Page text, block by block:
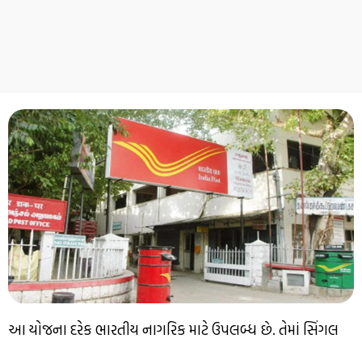
આ યોજના દરેક ભારતીય નાગરિક માટે ઉપલબ્ધ છે. તેમાં સિંગલ